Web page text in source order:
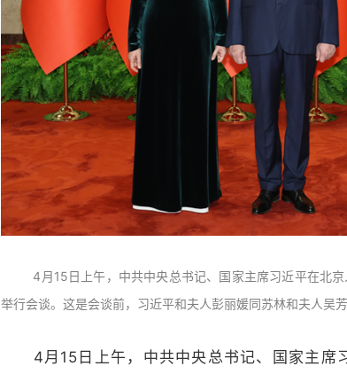
4月15日上午，中共中央总书记、国家主席习近平在北
举行会谈。这是会谈前，习近平和夫人彭丽媛同苏林和夫人吴芳
4月15日上午，中共中央总书记、国家主席